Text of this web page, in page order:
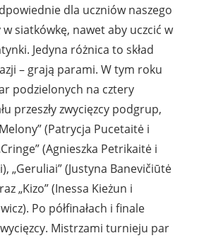
dla uczniów naszego
siatkówkę, nawet aby uczcić w
Jedyna różnica to skład
– grają parami. W tym roku
podzielonych na cztery
przeszły zwycięzcy podgrup,
(Patrycja Pucetaitė i
(Agnieszka Petrikaitė i
„Geruliai” (Justyna Banevičiūtė
„Kizo” (Inessa Kieżun i
Po półfinałach i finale
Mistrzami turnieju par